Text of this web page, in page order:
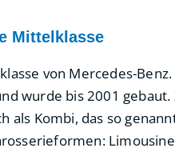
Mittelklasse
von Mercedes-
wurde bis 2001 gebaut.
als Kombi, das so